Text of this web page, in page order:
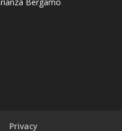
Privacy